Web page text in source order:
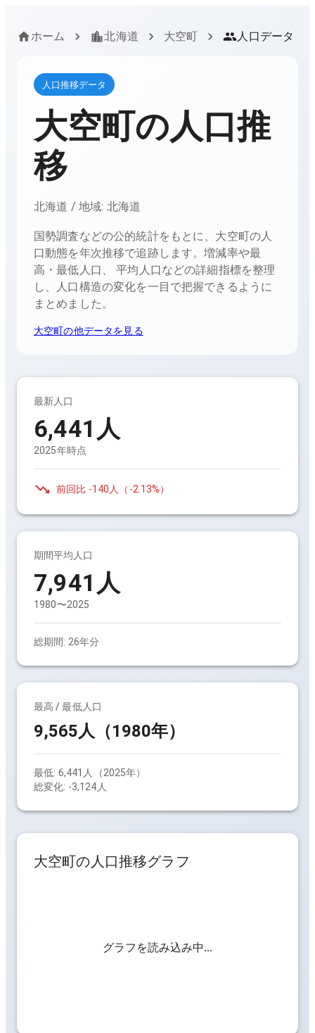
ホーム 北海道 大空町 人口データ
人口推移データ
大空町の人口推
移
北海道 / 地域: 北海道
国勢調査などの公的統計をもとに、 大空町の人
口動態を年次推移で追跡します。増減率や最
高・最低人口、 平均人口などの詳細指標を整理
し、人口構造の変化を一目で把握できるように
まとめました。
大空町の他データを見る
最新人口
6,441 人
2025年時点
前回比 -140人 （ -2.13%）
期間平均人口
7,941 人
1980〜2025
総期間: 26年分
最高 / 最低人口
9,565人（1980年）
最低: 6,441人（2025年）
総変化: -3,124人
大空町の人口推移グラフ
グラフを読み込み中...